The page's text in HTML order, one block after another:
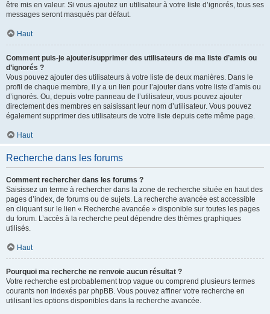
être mis en valeur. Si vous ajoutez un utilisateur à votre liste d’ignorés, tous ses
messages seront masqués par défaut.
Haut
Comment puis-je ajouter/supprimer des utilisateurs de ma liste d’amis ou
d’ignorés ?
Vous pouvez ajouter des utilisateurs à votre liste de deux manières. Dans le
profil de chaque membre, il y a un lien pour l’ajouter dans votre liste d’amis ou
d’ignorés. Ou, depuis votre panneau de l’utilisateur, vous pouvez ajouter
directement des membres en saisissant leur nom d’utilisateur. Vous pouvez
également supprimer des utilisateurs de votre liste depuis cette même page.
Haut
Recherche dans les forums
Comment rechercher dans les forums ?
Saisissez un terme à rechercher dans la zone de recherche située en haut des
pages d’index, de forums ou de sujets. La recherche avancée est accessible
en cliquant sur le lien « Recherche avancée » disponible sur toutes les pages
du forum. L’accès à la recherche peut dépendre des thèmes graphiques
utilisés.
Haut
Pourquoi ma recherche ne renvoie aucun résultat ?
Votre recherche est probablement trop vague ou comprend plusieurs termes
courants non indexés par phpBB. Vous pouvez affiner votre recherche en
utilisant les options disponibles dans la recherche avancée.